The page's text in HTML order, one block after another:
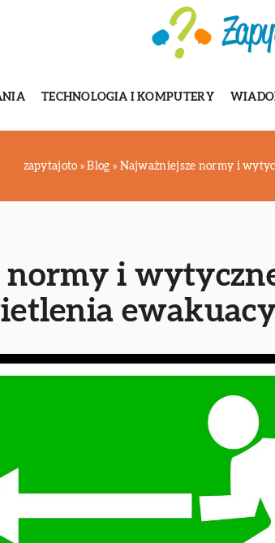
TECHNOLOGIA I KOMPUTERY
zapytajoto »Blog » Najważniejsze normy i
normy i